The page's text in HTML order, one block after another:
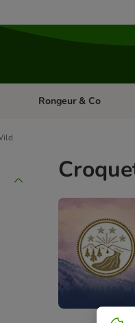
Chien
Dérouler les catégories:
Rongeur & Co